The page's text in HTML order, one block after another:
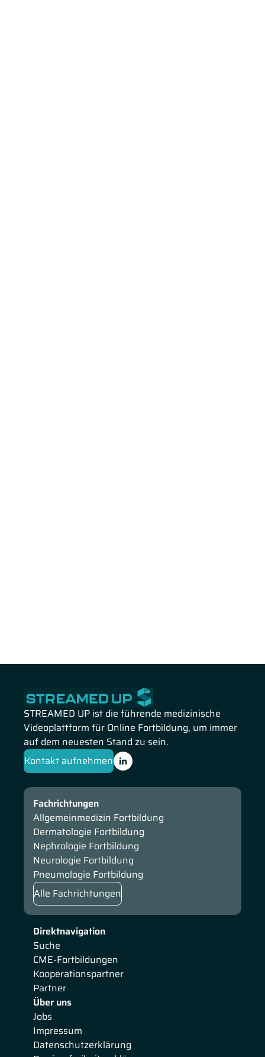
STREAMED UP ist die führende medizinische
Videoplattform für Online Fortbildung, um immer
auf dem neuesten Stand zu sein.
Kontakt aufnehmen
Direktnavigation
Suche
CME-Fortbildungen
Kooperationspartner
Partner
Über uns
Jobs
Impressum
Datenschutzerklärung
Fachrichtungen
Allgemeinmedizin Fortbildung
Dermatologie Fortbildung
Nephrologie Fortbildung
Neurologie Fortbildung
Pneumologie Fortbildung
Alle Fachrichtungen